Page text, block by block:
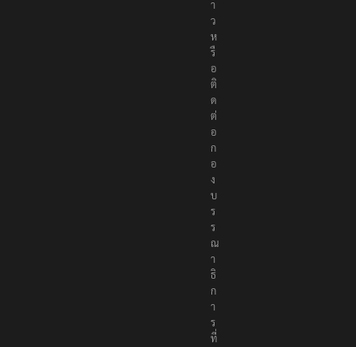
ว
ห
รื
อ
ติ
ด
ต่
อ
ก
อ
ง
บ
ร
ร
ณ
า
ธิ
ก
า
ร
ที่
e